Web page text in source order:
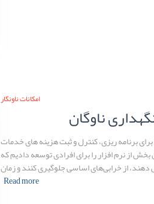
امکانات ناونگار
ناوگان
برنامه ریزی، کنترل و ثبت هزینه های خدمات
از نرم افزار را برای افرادی توسعه دادیم که
از خرابی‌های اساسی جلوگیری کنند و زمان
Read more